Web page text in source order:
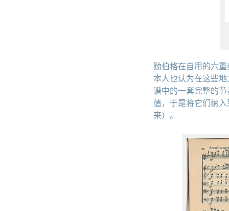
勋伯格在自用的六
本人也认为在这些
谱中的一套完整的
值，于是将它们纳
来）。